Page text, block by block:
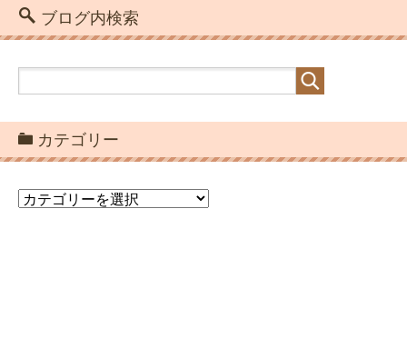
ブログ内検索
カテゴリー
カ